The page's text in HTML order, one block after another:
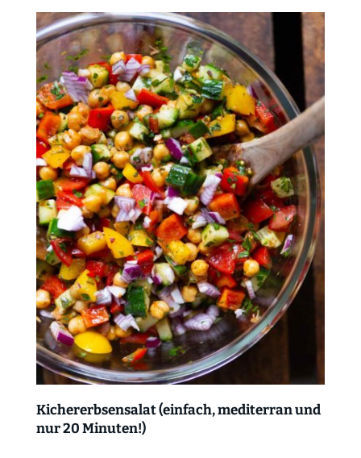
Kichererbsensalat (einfach, mediterran und
nur 20 Minuten!)